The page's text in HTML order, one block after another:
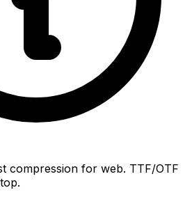
compression for web. TTF/OTF